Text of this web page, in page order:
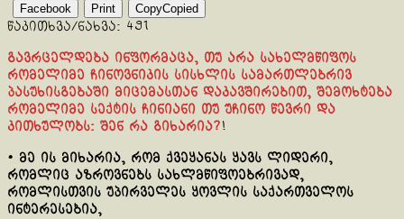
Facebook Print CopyCopied
წაკითხვა/ნახვა: 491
გავრცელდება ინფორმაცა, თუ არა სახელმწიფოს
რომელიმე ჩინოვნიკის სისხლის სამართლებრივ
პასუხისგებაში მიცემასთან დაკავშირებით, შემოხტება
რომელიმე სექტის ჩინიანი თუ უჩინო წევრი და
კითხულობს: შენ რა გიხარია?!
• მე ის მიხარია, რომ ქვეყანას ყავს ლიდერი,
რომლიც აზროვნებს სახლმწიფოებრივად,
რომლისთვის უპირველეს ყოვლის საქართველოს
ინტერესებია,